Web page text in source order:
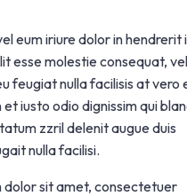
eum iriure dolor in hendrerit
esse molestie consequat, vel
feugiat nulla facilisis at vero
iusto odio dignissim qui
zzril delenit augue duis
nulla facilisi.
dolor sit amet, consectetuer